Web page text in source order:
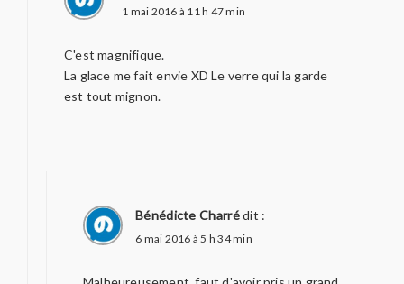
1 mai 2016 à 11 h 47 min
C'est magnifique.
La glace me fait envie XD Le verre qui la garde
est tout mignon.
Bénédicte Charrédit :
6 mai 2016 à 5 h 34 min